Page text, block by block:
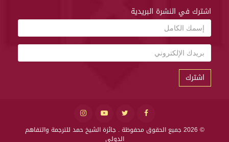
اشترك في النشرة البريدية
اشترك
© 2026 جميع الحقوق محفوظة .
جائزة الشيخ حمد للترجمة والتفاهم
الدولي